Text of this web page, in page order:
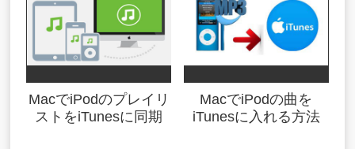
MacでiPodのプレイリ
ストをiTunesに同期
MacでiPodの曲を
iTunesに入れる方法